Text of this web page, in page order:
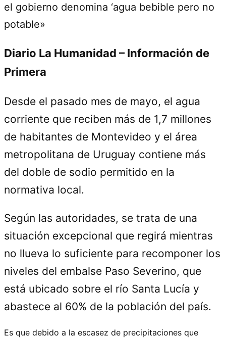
el gobierno denomina ‘agua bebible pero no
potable»
Diario La Humanidad – Información de
Primera
Desde el pasado mes de mayo, el agua
corriente que reciben más de 1,7 millones
de habitantes de Montevideo y el área
metropolitana de Uruguay contiene más
del doble de sodio permitido en la
normativa local.
Según las autoridades, se trata de una
situación excepcional que regirá mientras
no llueva lo suficiente para recomponer los
niveles del embalse Paso Severino, que
está ubicado sobre el río Santa Lucía y
abastece al 60% de la población del país.
Es que debido a la escasez de precipitaciones que